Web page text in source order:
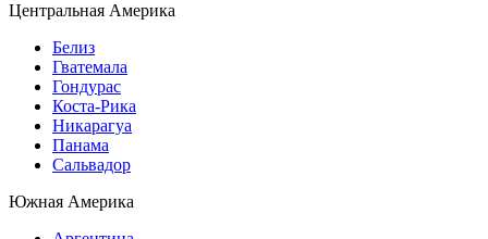
Центральная Америка
Белиз
Гватемала
Гондурас
Коста-Рика
Никарагуа
Панама
Сальвадор
Южная Америка